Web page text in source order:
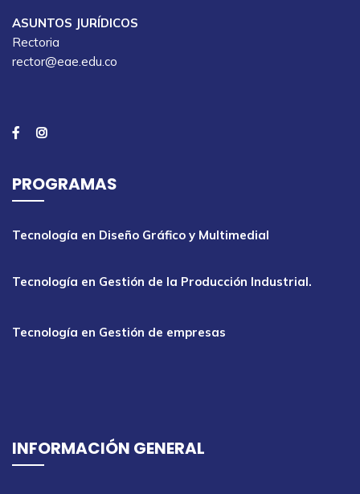
ASUNTOS JURÍDICOS
Rectoria
rector@eae.edu.co
PROGRAMAS
Tecnología en Diseño Gráfico y Multimedial
Tecnología en Gestión de la Producción Industrial.
Tecnología en Gestión de empresas
INFORMACIÓN GENERAL